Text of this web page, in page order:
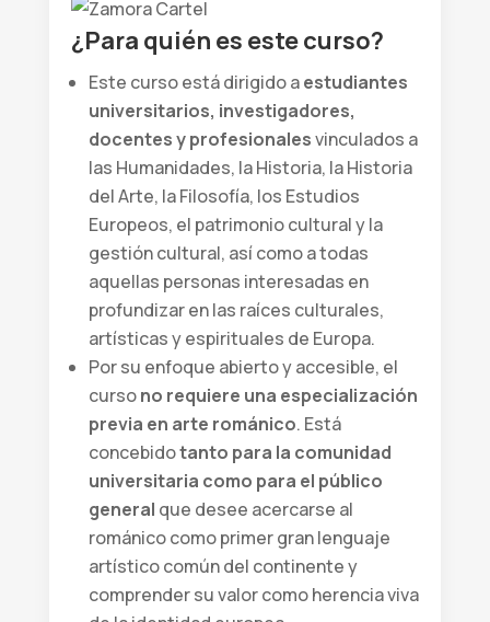
¿Para quién es este curso?
Este curso está dirigido aestudiantes
universitarios, investigadores,
docentes y profesionalesvinculados a
las Humanidades, la Historia, la Historia
del Arte, la Filosofía, los Estudios
Europeos, el patrimonio cultural y la
gestión cultural, así como a todas
aquellas personas interesadas en
profundizar en las raíces culturales,
artísticas y espirituales de Europa.
Por su enfoque abierto y accesible, el
cursono requiere una especialización
previa en arte románico. Está
concebidotanto para la comunidad
universitaria como para el público
general que desee acercarse al
románico como primer gran lenguaje
artístico común del continente y
comprender su valor como herencia viva